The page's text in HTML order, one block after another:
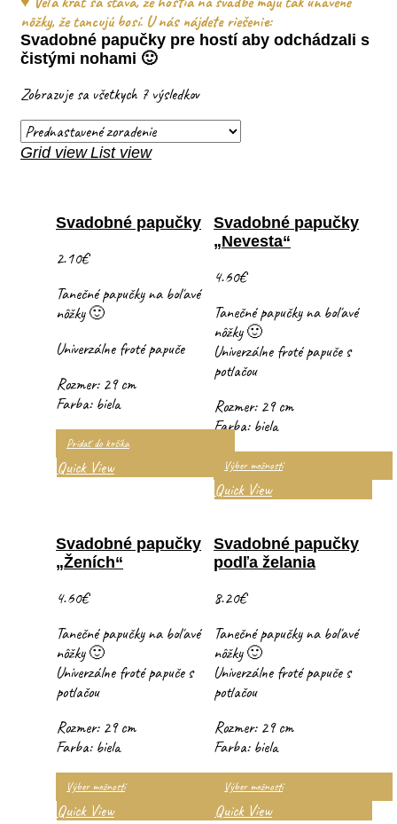
nôžky, že tancujú bosí. U nás nájdete riešenie:
Svadobné papučky pre hostí aby odchádzali s
čistými nohami 🙂
Zobrazuje sa všetkych 7 výsledkov
Grid view List view
Svadobné papučky
2.10€
Tanečné papučky na boľavé
nôžky 🙂
Univerzálne froté papuče
Rozmer: 29 cm
Farba: biela
Pridať do košíka
Quick View
Svadobné papučky
„Nevesta“
4.60€
Tanečné papučky na boľavé
nôžky 🙂
Univerzálne froté papuče s
potlačou
Rozmer: 29 cm
Farba: biela
Výber možností
Quick View
Svadobné papučky
„Ženích“
4.60€
Tanečné papučky na boľavé
nôžky 🙂
Univerzálne froté papuče s
potlačou
Rozmer: 29 cm
Farba: biela
Výber možností
Quick View
Svadobné papučky
podľa želania
8.20€
Tanečné papučky na boľavé
nôžky 🙂
Univerzálne froté papuče s
potlačou
Rozmer: 29 cm
Farba: biela
Výber možností
Quick View